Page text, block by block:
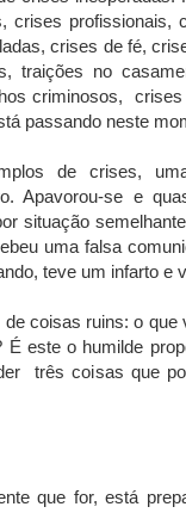
crises profissionais,
crises de fé,
traições no
criminosos,
passando neste
de crises,
Apavorou-se e
situação
uma falsa
teve um infarto e
coisas ruins: o
É este o humilde
três coisas que
que for, está